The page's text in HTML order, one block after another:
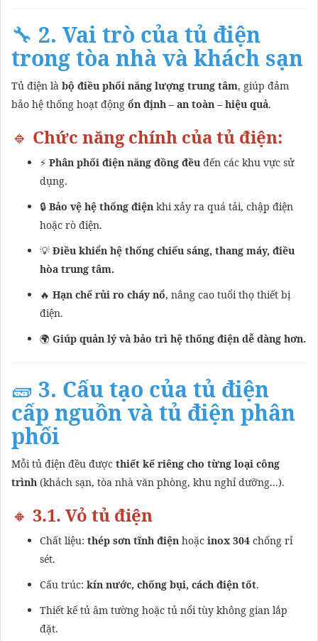
🔧 2. Vai trò của tủ điện
trong tòa nhà và khách sạn
Tủ điện là bộ điều phối năng lượng trung tâm, giúp đảm
bảo hệ thống hoạt động ổn định – an toàn – hiệu quả.
🔹 Chức năng chính của tủ điện:
⚡ Phân phối điện năng đồng đều đến các khu vực sử
dụng.
🔒 Bảo vệ hệ thống điện khi xảy ra quá tải, chập điện
hoặc rò điện.
💡 Điều khiển hệ thống chiếu sáng, thang máy, điều
hòa trung tâm.
🔥 Hạn chế rủi ro cháy nổ, nâng cao tuổi thọ thiết bị
điện.
🌍 Giúp quản lý và bảo trì hệ thống điện dễ dàng hơn.
🧱 3. Cấu tạo của tủ điện
cấp nguồn và tủ điện phân
phối
Mỗi tủ điện đều được thiết kế riêng cho từng loại công
trình (khách sạn, tòa nhà văn phòng, khu nghỉ dưỡng...).
🔸 3.1. Vỏ tủ điện
Chất liệu: thép sơn tĩnh điện hoặc inox 304 chống rỉ
sét.
Cấu trúc: kín nước, chống bụi, cách điện tốt.
Thiết kế tủ âm tường hoặc tủ nổi tùy không gian lắp
đặt.